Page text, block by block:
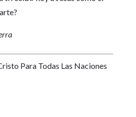
Para Todas Las Naciones